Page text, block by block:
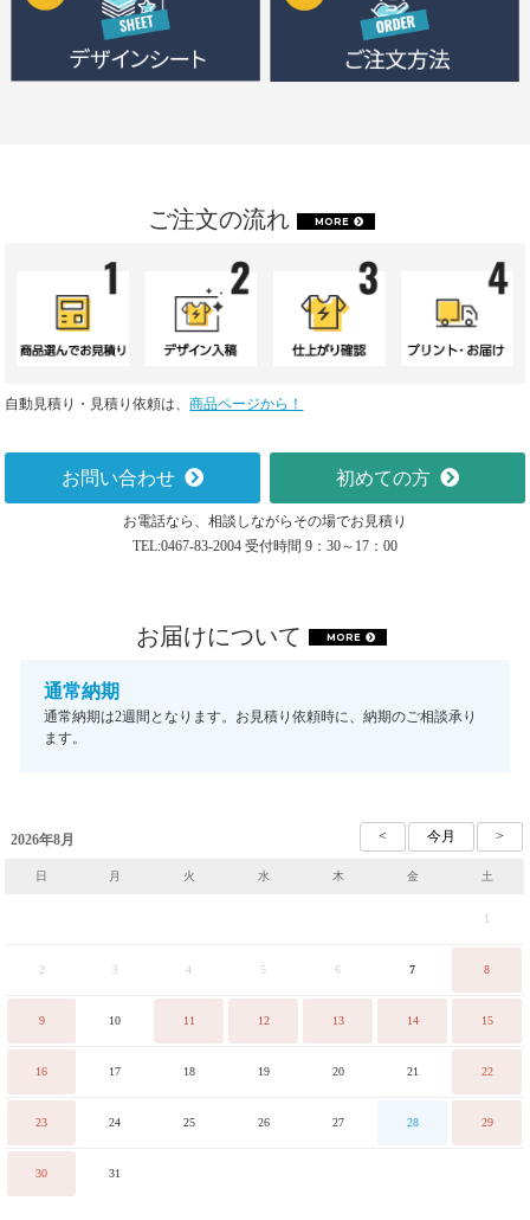
ご注文の流れ MORE
自動見積り・見積り依頼は、商品ページから！
お問い合わせ 初めての方
お電話なら、相談しながらその場でお見積り
TEL:0467-83-2004 受付時間 9：30～17：00
お届けについて MORE
通常納期
通常納期は2週間となります。お見積り依頼時に、納期のご相談承り
ます。
2026年8月
日 月 火 水 木 金 土
1
2 3 4 5 6 7 8
9 10 11 12 13 14 15
16 17 18 19 20 21 22
23 24 25 26 27 28 29
30 31